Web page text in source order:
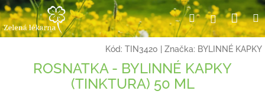
Přejít
na
obsah
HledatPřihlášení
Kód: TIN3420 Značka: BYLINNÉ KAPKY
ROSNATKA - BYLINNÉ KAPKY
(TINKTURA) 50 ML